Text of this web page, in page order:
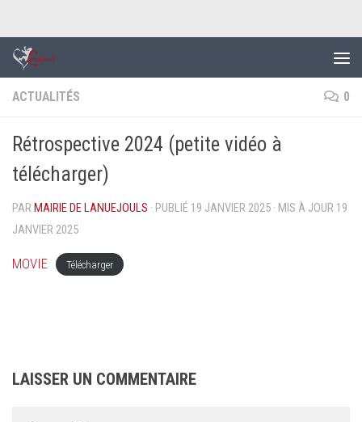
ACTUALITÉS 0
Rétrospective 2024 (petite vidéo à
télécharger)
PAR MAIRIE DE LANUEJOULS · PUBLIÉ 19 JANVIER 2025 · MIS À JOUR 19
JANVIER 2025
MOVIE Télécharger
LAISSER UN COMMENTAIRE